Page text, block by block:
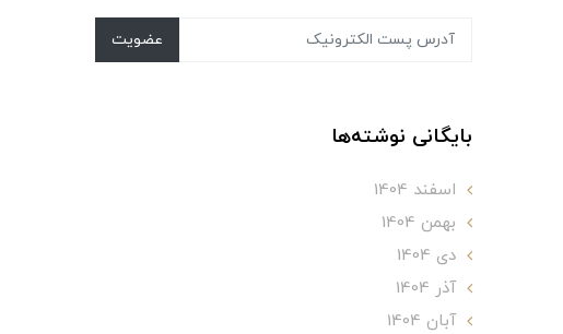
عضویت
بایگانی نوشته‌ها
اسفند 1404
بهمن 1404
دی 1404
آذر 1404
آبان 1404